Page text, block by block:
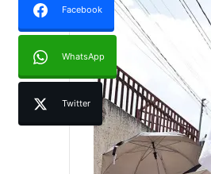
Facebook
WhatsApp
Twitter